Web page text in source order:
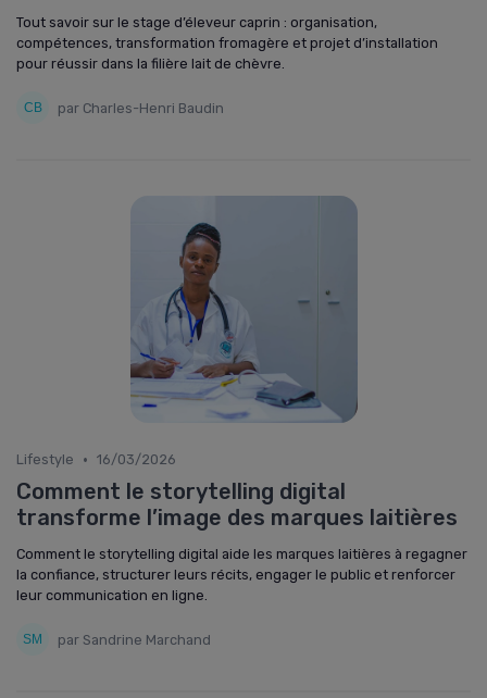
Tout savoir sur le stage d’éleveur caprin : organisation,
compétences, transformation fromagère et projet d’installation
pour réussir dans la filière lait de chèvre.
par Charles-Henri Baudin
Lifestyle • 16/03/2026
Comment le storytelling digital
transforme l’image des marques laitières
Comment le storytelling digital aide les marques laitières à regagner
la confiance, structurer leurs récits, engager le public et renforcer
leur communication en ligne.
par Sandrine Marchand